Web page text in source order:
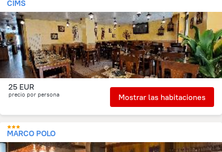
CIMS
25 EUR
precio por persona Mostrar las habitaciones
MARCO POLO